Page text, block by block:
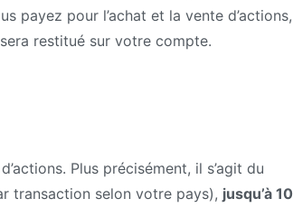
pour l’achat et la vente d’actions,
restitué sur votre compte.
Plus précisément, il s’agit du
transaction selon votre pays), jusqu’à